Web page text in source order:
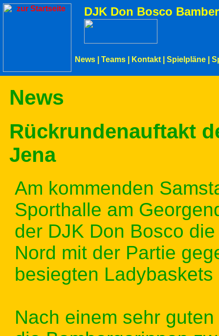
DJK Don Bosco
News Teams Kontakt Spielpläne
News
Rückrundenauftakt
Jena
Am kommenden
Sporthalle am
der DJK Don Bosco
Nord mit der Partie
besiegten
Nach einem sehr